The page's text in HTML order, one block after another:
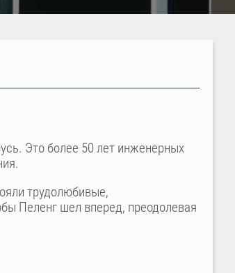
Это более 50 лет инженерных
трудолюбивые,
Пеленг шел вперед, преодолевая